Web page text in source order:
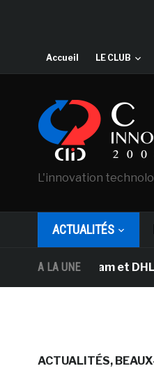
Accueil LE CLUB
L'innovation
ACTUALITÉS
A LA UNEet DHL
ACTUALITÉS